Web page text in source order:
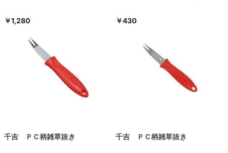
￥1,280 ￥430
千吉 ＰＣ柄雑草抜き 千吉 ＰＣ柄雑草抜き